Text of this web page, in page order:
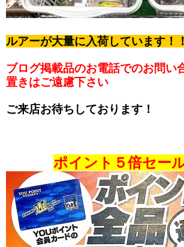
ルアーが大量に入荷しています！！
ブログ掲載品のお電話でのお問い
置きはご遠慮下さい
ご来店お待ちしております！
ポイント５倍セー